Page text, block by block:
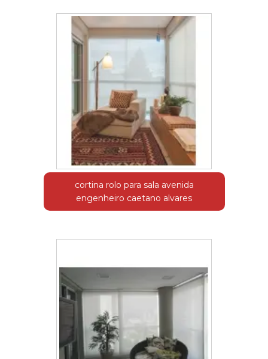
cortina rolo para sala avenida
engenheiro caetano alvares